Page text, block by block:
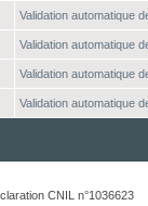
Validation automatique
Validation automatique
Validation automatique
Validation automatique
CNIL n°1036623